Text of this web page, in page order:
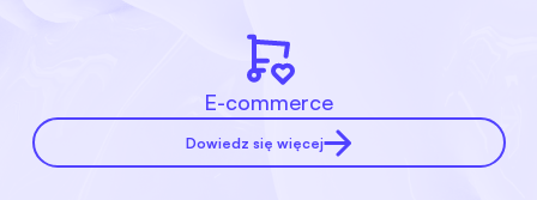
E-commerce
Dowiedz się więcej